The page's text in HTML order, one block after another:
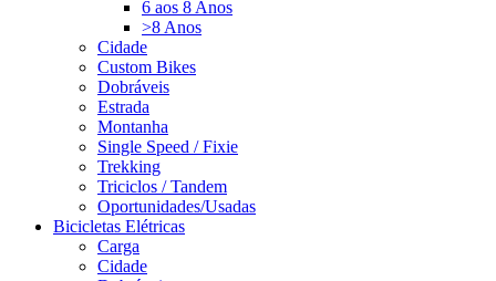
6 aos 8 Anos
>8 Anos
Cidade
Custom Bikes
Dobráveis
Estrada
Montanha
Single Speed / Fixie
Trekking
Triciclos / Tandem
Oportunidades/Usadas
Bicicletas Elétricas
Carga
Cidade